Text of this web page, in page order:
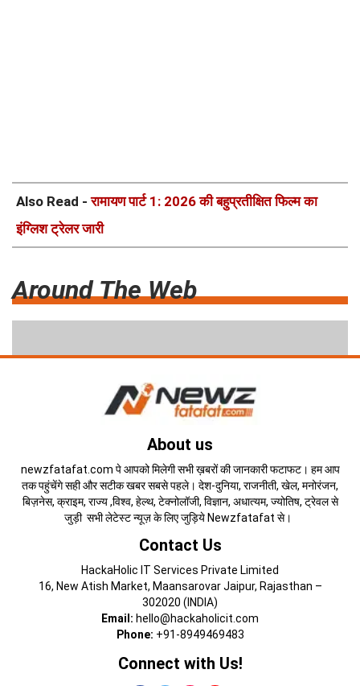
Also Read -रामायण पार्ट 1: 2026 की बहुप्रतीक्षित फिल्म का
इंग्लिश ट्रेलर जारी
Around The Web
About us
newzfatafat.com पे आपको मिलेगी सभी ख़बरों की जानकारी फटाफट। हम आप
तक पहुंचेंगे सही और सटीक खबर सबसे पहले। देश-दुनिया, राजनीती, खेल, मनोरंजन,
बिज़नेस, क्राइम, राज्य ,विश्व, हेल्थ, टेक्नोलॉजी, विज्ञान, अधात्यम, ज्योतिष, ट्रेवल से
जुड़ी सभी लेटेस्ट न्यूज़ के लिए जुड़िये Newzfatafat से।
Contact Us
HackaHolic IT Services Private Limited
16, New Atish Market, Maansarovar Jaipur, Rajasthan –
302020 (INDIA)
Email: hello@hackaholicit.com
Phone: +91-8949469483
Connect with Us!